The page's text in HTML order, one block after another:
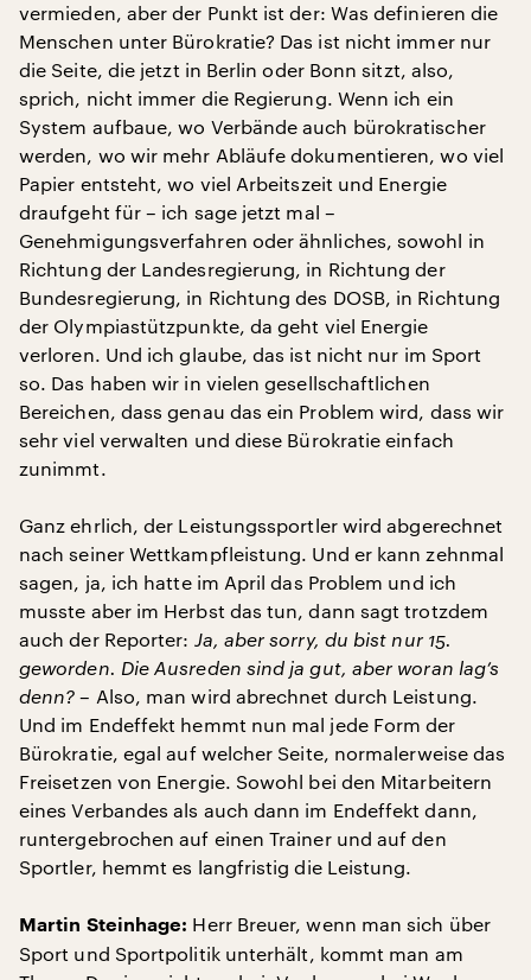
vermieden, aber der Punkt ist der: Was definieren die
Menschen unter Bürokratie? Das ist nicht immer nur
die Seite, die jetzt in Berlin oder Bonn sitzt, also,
sprich, nicht immer die Regierung. Wenn ich ein
System aufbaue, wo Verbände auch bürokratischer
werden, wo wir mehr Abläufe dokumentieren, wo viel
Papier entsteht, wo viel Arbeitszeit und Energie
draufgeht für – ich sage jetzt mal –
Genehmigungsverfahren oder ähnliches, sowohl in
Richtung der Landesregierung, in Richtung der
Bundesregierung, in Richtung des DOSB, in Richtung
der Olympiastützpunkte, da geht viel Energie
verloren. Und ich glaube, das ist nicht nur im Sport
so. Das haben wir in vielen gesellschaftlichen
Bereichen, dass genau das ein Problem wird, dass wir
sehr viel verwalten und diese Bürokratie einfach
zunimmt.
Ganz ehrlich, der Leistungssportler wird abgerechnet
nach seiner Wettkampfleistung. Und er kann zehnmal
sagen, ja, ich hatte im April das Problem und ich
musste aber im Herbst das tun, dann sagt trotzdem
auch der Reporter: Ja, aber sorry, du bist nur 15.
geworden. Die Ausreden sind ja gut, aber woran lag’s
denn? – Also, man wird abrechnet durch Leistung.
Und im Endeffekt hemmt nun mal jede Form der
Bürokratie, egal auf welcher Seite, normalerweise das
Freisetzen von Energie. Sowohl bei den Mitarbeitern
eines Verbandes als auch dann im Endeffekt dann,
runtergebrochen auf einen Trainer und auf den
Sportler, hemmt es langfristig die Leistung.
Martin Steinhage: Herr Breuer, wenn man sich über
Sport und Sportpolitik unterhält, kommt man am